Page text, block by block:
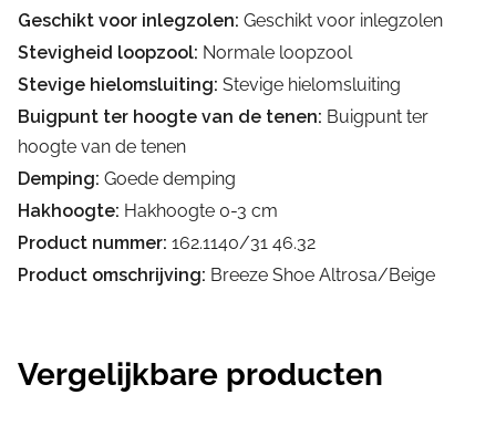
Geschikt voor inlegzolen: Geschikt voor inlegzolen
Stevigheid loopzool: Normale loopzool
Stevige hielomsluiting: Stevige hielomsluiting
Buigpunt ter hoogte van de tenen: Buigpunt ter
hoogte van de tenen
Demping: Goede demping
Hakhoogte: Hakhoogte 0-3 cm
Product nummer: 162.1140/31 46.32
Product omschrijving: Breeze Shoe Altrosa/Beige
Vergelijkbare producten